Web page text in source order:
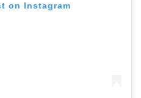
on Instagram